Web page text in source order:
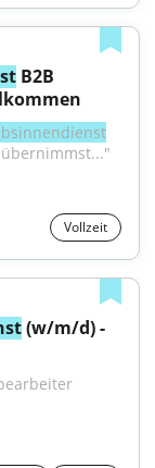
B2B
Vollzeit
(w/m/d) -